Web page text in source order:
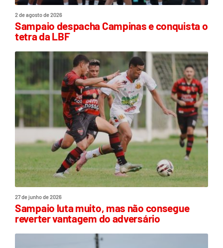
2 de agosto de 2026
Sampaio despacha Campinas e conquista o
tetra da LBF
27 de junho de 2026
Sampaio luta muito, mas não consegue
reverter vantagem do adversário